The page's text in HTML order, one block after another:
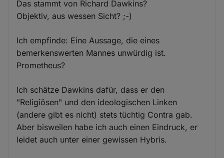
Das stammt von Richard Dawkins?
Objektiv, aus wessen Sicht? ;-)
Ich empfinde: Eine Aussage, die eines
bemerkenswerten Mannes unwürdig ist.
Prometheus?
Ich schätze Dawkins dafür, dass er den
"Religiösen" und den ideologischen Linken
(andere gibt es nicht) stets tüchtig Contra gab.
Aber bisweilen habe ich auch einen Eindruck, er
leidet auch unter einer gewissen Hybris.